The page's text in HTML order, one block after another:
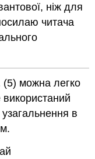
ніж для
читача
(5) можна легко
в